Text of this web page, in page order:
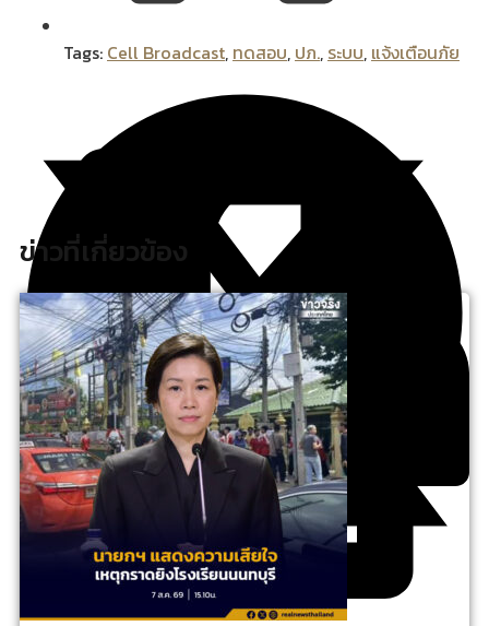
Tags: Cell Broadcast, ทดสอบ, ปภ., ระบบ, แจ้งเตือนภัย
ข่าวที่เกี่ยวข้อง